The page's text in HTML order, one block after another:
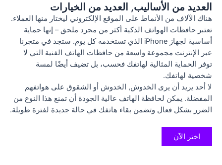
العديد من الأساليب, العديد من الخيارات
هناك الآلاف من الأنماط على الموقع الإلكتروني ليختار منها العملاء.
تعتبر حافظات الهواتف الذكية أكثر من مجرد ملحق – إنها حماية
أساسية لجهاز iPhone الذي تستخدمه كل يوم. ستجد في متجرنا
عبر الإنترنت مجموعة واسعة من حافظات الهاتف الفنية التي لا
توفر الحماية المثالية لهاتفك فحسب، بل تضيف أيضًا لمسة
شخصية لهاتفك.
لا أحد يريد أن يرى الخدوش, الخدوش أو الشقوق على هواتفهم
المفضلة. يمكن لحافظة الهاتف عالية الجودة أن تمنع هذا النوع من
الضرر بشكل فعال وتضمن بقاء هاتفك في حالة جديدة لفترة طويلة.
اختر الآن